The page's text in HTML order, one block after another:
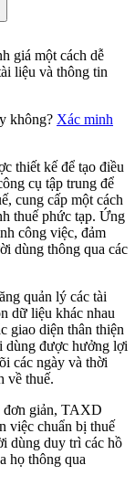
giá một cách dễ
liệu và thông tin
không? Xác minh
thiết kế để tạo điều
cụ tập trung để
cung cấp một cách
thuế phức tạp. Ứng
công việc, đảm
dùng thông qua các
quản lý các tài
dữ liệu khác nhau
giao diện thân thiện
dùng được hưởng lợi
các ngày và thời
về thuế.
đơn giản, TAXD
việc chuẩn bị thuế
dùng duy trì các hồ
họ thông qua